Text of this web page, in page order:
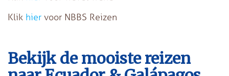
Klik hier voor NBBS Reizen
Bekijk de mooiste reizen